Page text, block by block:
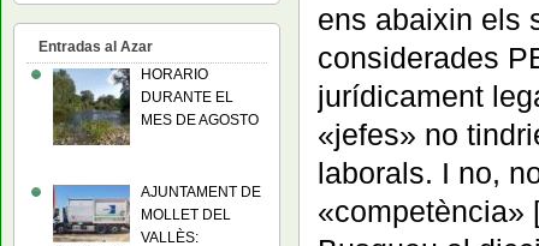
ens abaixin els
considerades
jurídicament
«jefes» no
laborals. I no,
«competència»
Entradas al Azar
HORARIO
DURANTE EL
MES DE AGOSTO
AJUNTAMENT DE
MOLLET DEL
VALLÈS: